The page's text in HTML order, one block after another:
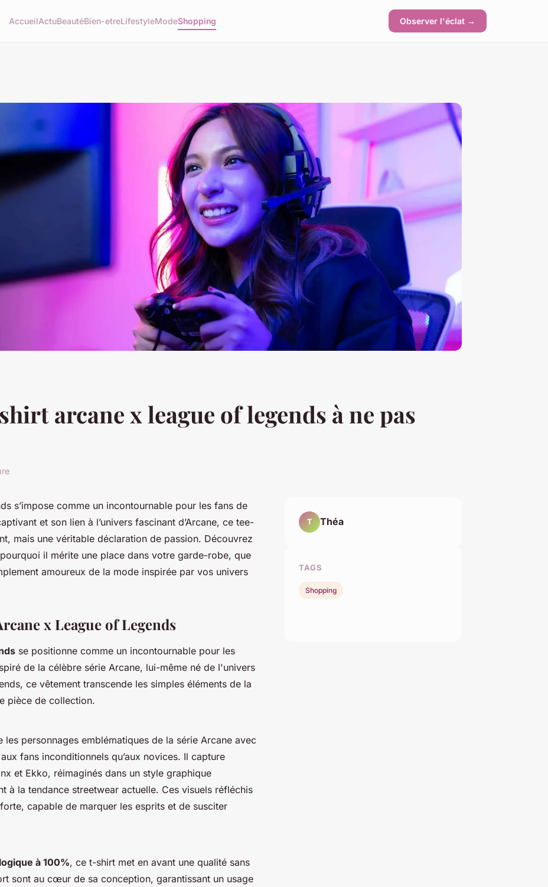
AccueilActuBeautéBien-etreLifestyleModeShopping Observer l'éclat →
arcane x league of legends à ne pas
s’impose comme un incontournable pour les fans de
et son lien à l’univers fascinant d’Arcane, ce tee-
mais une véritable déclaration de passion. Découvrez
il mérite une place dans votre garde-robe, que
amoureux de la mode inspirée par vos univers
x League of Legends
se positionne comme un incontournable pour les
de la célèbre série Arcane, lui-même né de l'univers
ce vêtement transcende les simples éléments de la
pièce de collection.
les personnages emblématiques de la série Arcane avec
fans inconditionnels qu’aux novices. Il capture
et Ekko, réimaginés dans un style graphique
à la tendance streetwear actuelle. Ces visuels réfléchis
capable de marquer les esprits et de susciter
à 100%, ce t-shirt met en avant une qualité sans
sont au cœur de sa conception, garantissant un usage
T Théa
TAGS
Shopping